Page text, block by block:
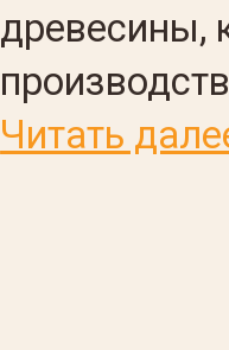
древесины,
Читать